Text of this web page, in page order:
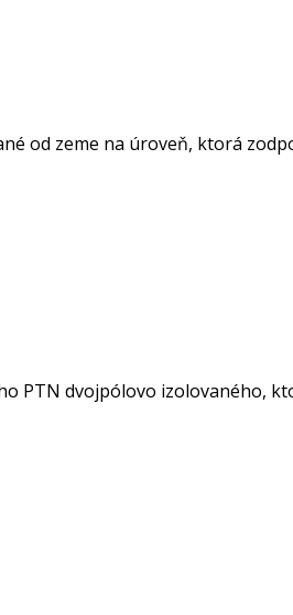
od zeme na úroveň, ktorá
PTN dvojpólovo izolovaného,